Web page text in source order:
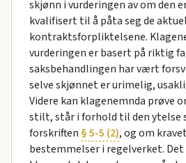
skjønn i vurderingen av om den
kvalifisert til å påta seg de
kontraktsforpliktelsene.
vurderingen er basert på riktig
saksbehandlingen har vært
selve skjønnet er urimelig,
Videre kan klagenemnda prøve
stilt, står i forhold til den ytelse
forskriften § 5-5 (2), og om
bestemmelser i regelverket.